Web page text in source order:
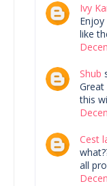
Ivy
like
Shub
Great
this
Cest
all